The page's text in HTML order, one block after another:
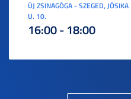
ÚJ ZSINAGÓGA - SZEGED, JÓSIKA
U. 10.
16:00 - 18:00